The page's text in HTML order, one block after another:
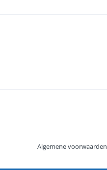
Algemene voorwaarden